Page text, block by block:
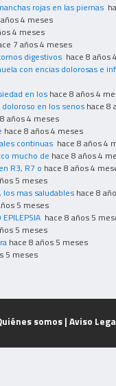
rojas en las piernas
4 meses
4 meses
7 años 4 meses
digestivos hace 8 años
con encias dolorosas e
en los hace 8 años 4
doloroso en los senos hace 8
años 4 meses
hace 8 años 4 meses
continuas hace 8 años 4
mucho de hace 8 años 4
R3, R7 o hace 8 años 4
5 meses
mas saludables hace 8
5 meses
EPILEPSIA hace 8 años 5
5 meses
hace 8 años 5 meses
5 meses
somos| Aviso